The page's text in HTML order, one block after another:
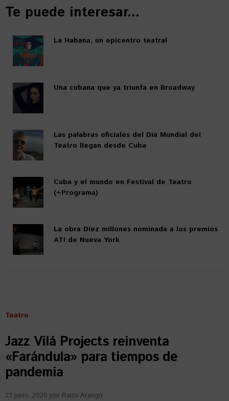
Te puede interesar...
La Habana, un epicentro teatral
Una cubana que ya triunfa en Broadway
Las palabras oficiales del Día Mundial del
Teatro llegan desde Cuba
Cuba y el mundo en Festival de Teatro
(+Programa)
La obra Diez millones nominada a los premios
ATI de Nueva York
Teatro
Jazz Vilá Projects reinventa
«Farándula» para tiempos de
pandemia
23 junio, 2020 por Raiza Arango